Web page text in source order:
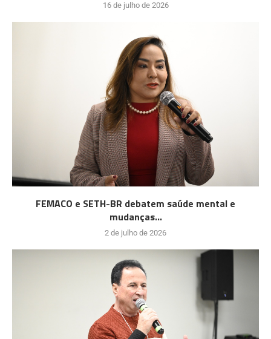
16 de julho de 2026
FEMACO e SETH-BR debatem saúde mental e
mudanças...
2 de julho de 2026